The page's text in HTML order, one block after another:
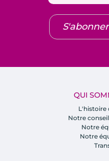
QUI
L'histoire
Notre
Notre
Notre
S'abonner